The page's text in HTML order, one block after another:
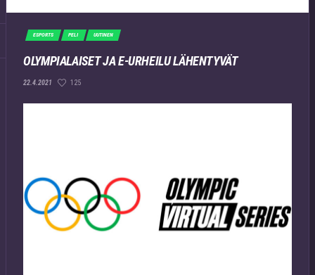
ESPORTS PELI UUTINEN
OLYMPIALAISET JA E-URHEILU LÄHENTYVÄT
22.4.2021 125